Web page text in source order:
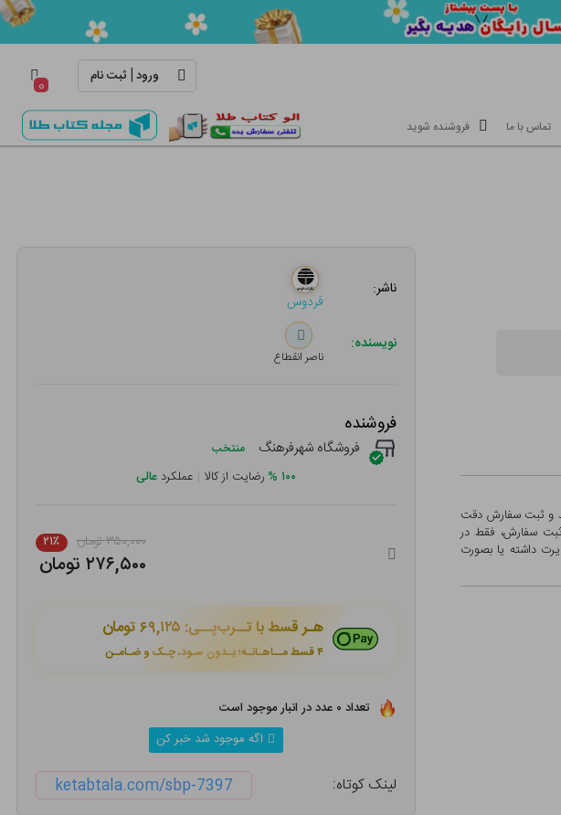
ورود| ثبت نام ۰
تماس با ما فروشنده شوید
و ثبت سفارش دقت
سفارش، فقط در
داشته یا بصورت
ناشر:
فردوس
نویسنده:
ناصر انقطاع
فروشنده
فروشگاه شهرفرهنگ منتخب
۱۰۰ % رضایت از کالا | عملکرد عالی
۳۵۰,۰۰۰ تومان ۲۱٪
۲۷۶,۵۰۰ تومان
هـر قسط با تــرب‌پــی: ۶۹,۱۲۵ تومان
۴ قسط مــاهـانـه؛ بـدون سـود، چـک و ضـامـن
تعداد ۰ عدد در انبار موجود است
اگه موجود شد خبر کن
لینک کوتاه: ketabtala.com/sbp-7397